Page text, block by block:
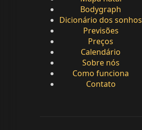
Bodygraph
Dicionário dos sonhos
Previsões
Preços
Calendário
Sobre nós
Como funciona
Contato